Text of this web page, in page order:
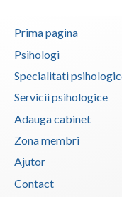
Satu-Mare
Suceava
Teleorman
Tulcea
Valcea
Prima pagina
Psihologi
Specialitati
Servicii psihologice
Adauga cabinet
Zona membri
Ajutor
Contact